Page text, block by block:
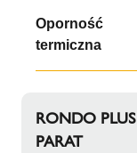
Oporność
termiczna
RONDO PLUS
PARAT